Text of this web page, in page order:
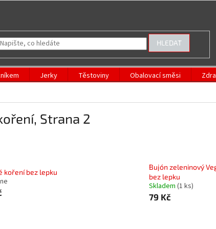
HLEDAT
Jerky Těstoviny Obalovací směsi
, Strana 2
koření bez lepku
Bujón zeleninový
bez lepku
Skladem (1 ks)
79 Kč